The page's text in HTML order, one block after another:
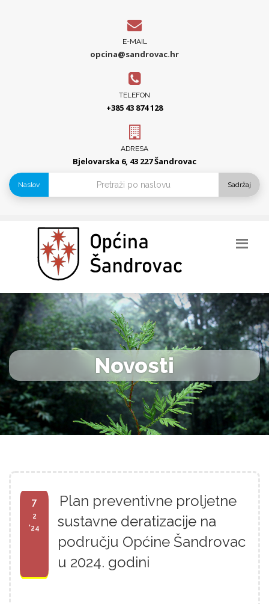
E-MAIL
opcina@sandrovac.hr
TELEFON
+385 43 874 128
ADRESA
Bjelovarska 6, 43 227 Šandrovac
Naslov Sadržaj
Novosti
7
2
'24
Plan preventivne proljetne
sustavne deratizacije na
području Općine Šandrovac
u 2024. godini